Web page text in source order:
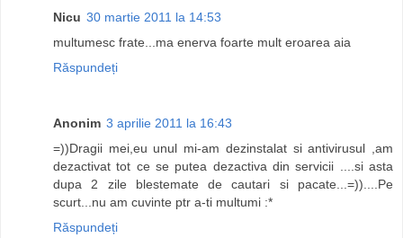
Nicu 30 martie 2011 la 14:53
multumesc frate...ma enerva foarte mult eroarea aia
Răspundeți
Anonim 3 aprilie 2011 la 16:43
=))Dragii mei,eu unul mi-am dezinstalat si antivirusul ,am
dezactivat tot ce se putea dezactiva din servicii ....si asta
dupa 2 zile blestemate de cautari si pacate...=))....Pe
scurt...nu am cuvinte ptr a-ti multumi :*
Răspundeți